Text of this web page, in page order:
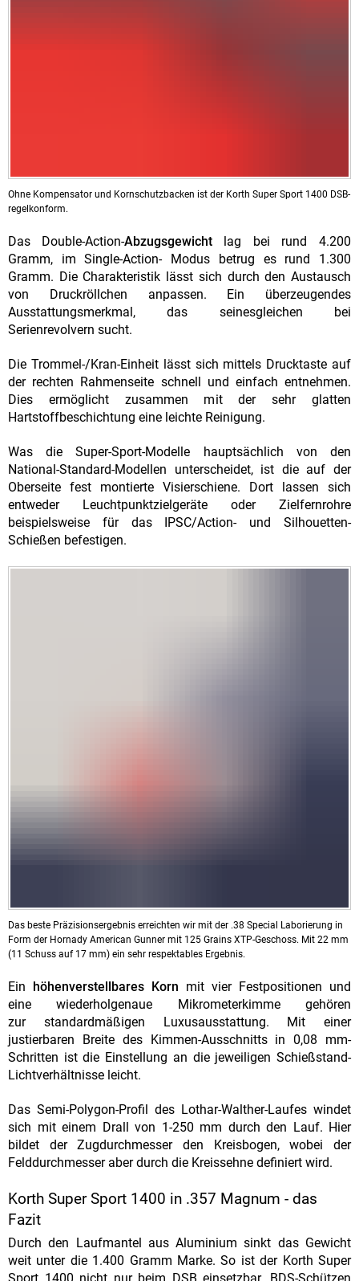
Ohne Kompensator und Kornschutzbacken ist der Korth Super Sport 1400 DSB-
regelkonform.
Das Double-Action-Abzugsgewicht lag bei rund 4.200
Gramm, im Single-Action- Modus betrug es rund 1.300
Gramm. Die Charakteristik lässt sich durch den Austausch
von Druckröllchen anpassen. Ein überzeugendes
Ausstattungsmerkmal, das seinesgleichen bei
Serienrevolvern sucht.
Die Trommel-/Kran-Einheit lässt sich mittels Drucktaste auf
der rechten Rahmenseite schnell und einfach entnehmen.
Dies ermöglicht zusammen mit der sehr glatten
Hartstoffbeschichtung eine leichte Reinigung.
Was die Super-Sport-Modelle hauptsächlich von den
National-Standard-Modellen unterscheidet, ist die auf der
Oberseite fest montierte Visierschiene. Dort lassen sich
entweder Leuchtpunktzielgeräte oder Zielfernrohre
beispielsweise für das IPSC/Action- und Silhouetten-
Schießen befestigen.
Das beste Präzisionsergebnis erreichten wir mit der .38 Special Laborierung in
Form der Hornady American Gunner mit 125 Grains XTP-Geschoss. Mit 22 mm
(11 Schuss auf 17 mm) ein sehr respektables Ergebnis.
Ein höhenverstellbares Korn mit vier Festpositionen und
eine wiederholgenaue Mikrometerkimme gehören
zur standardmäßigen Luxusausstattung. Mit einer
justierbaren Breite des Kimmen-Ausschnitts in 0,08 mm-
Schritten ist die Einstellung an die jeweiligen Schießstand-
Lichtverhältnisse leicht.
Das Semi-Polygon-Profil des Lothar-Walther-Laufes windet
sich mit einem Drall von 1-250 mm durch den Lauf. Hier
bildet der Zugdurchmesser den Kreisbogen, wobei der
Felddurchmesser aber durch die Kreissehne definiert wird.
Korth Super Sport 1400 in .357 Magnum - das
Fazit
Durch den Laufmantel aus Aluminium sinkt das Gewicht
weit unter die 1.400 Gramm Marke. So ist der Korth Super